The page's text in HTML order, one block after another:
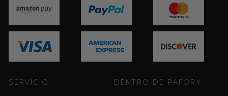
SERVICIO DENTRO DE PAFORY